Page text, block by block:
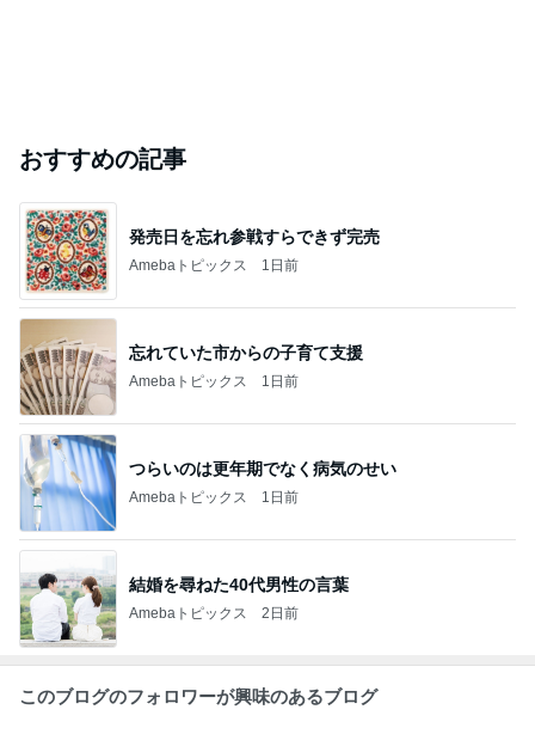
おすすめの記事
発売日を忘れ参戦すらできず完売
Amebaトピックス 1日前
忘れていた市からの子育て支援
Amebaトピックス 1日前
つらいのは更年期でなく病気のせい
Amebaトピックス 1日前
結婚を尋ねた40代男性の言葉
Amebaトピックス 2日前
このブログのフォロワーが興味のあるブログ